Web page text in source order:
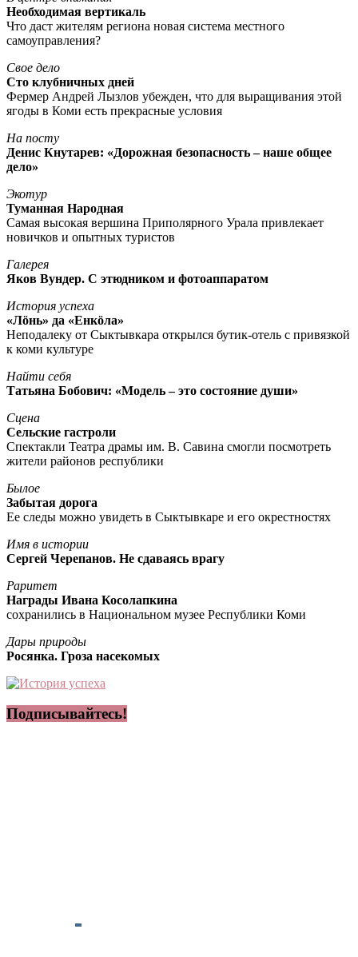
Необходимая вертикаль
Что даст жителям региона новая система местного
самоуправления?
Свое дело
Сто клубничных дней
Фермер Андрей Лызлов убежден, что для выращивания этой
ягоды в Коми есть прекрасные условия
На посту
Денис Кнутарев: «Дорожная безопасность – наше общее
дело»
Экотур
Туманная Народная
Самая высокая вершина Приполярного Урала привлекает
новичков и опытных туристов
Галерея
Яков Вундер. С этюдником и фотоаппаратом
История успеха
«Лöнь» да «Енкöла»
Неподалеку от Сыктывкара открылся бутик-отель с привязкой
к коми культуре
Найти себя
Татьяна Бобович: «Модель – это состояние души»
Сцена
Сельские гастроли
Спектакли Театра драмы им. В. Савина смогли посмотреть
жители районов республики
Былое
Забытая дорога
Ее следы можно увидеть в Сыктывкаре и его окрестностях
Имя в истории
Сергей Черепанов. Не сдаваясь врагу
Раритет
Награды Ивана Косолапкина
сохранились в Национальном музее Республики Коми
Дары природы
Росянка. Гроза насекомых
Подписывайтесь!